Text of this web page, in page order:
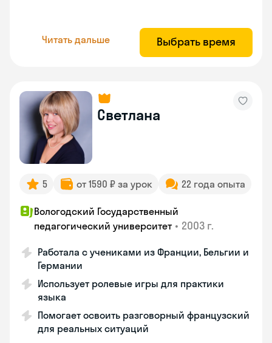
Читать дальше Выбрать время
Светлана
5 от 1590 ₽ за урок 22 года опыта
Вологодский Государственный
педагогический университет • 2003 г.
Работала с учениками из Франции, Бельгии и
Германии
Использует ролевые игры для практики
языка
Помогает освоить разговорный французский
для реальных ситуаций